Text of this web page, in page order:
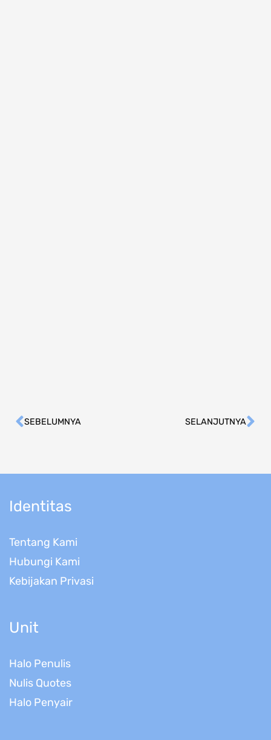
Prev
SEBELUMNYA SELANJUTNYA
Identitas
Tentang Kami
Hubungi Kami
Kebijakan Privasi
Unit
Halo Penulis
Nulis Quotes
Halo Penyair